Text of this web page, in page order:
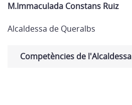
M.Immaculada Constans Ruiz
Alcaldessa de Queralbs
Competències de l'Alcaldessa